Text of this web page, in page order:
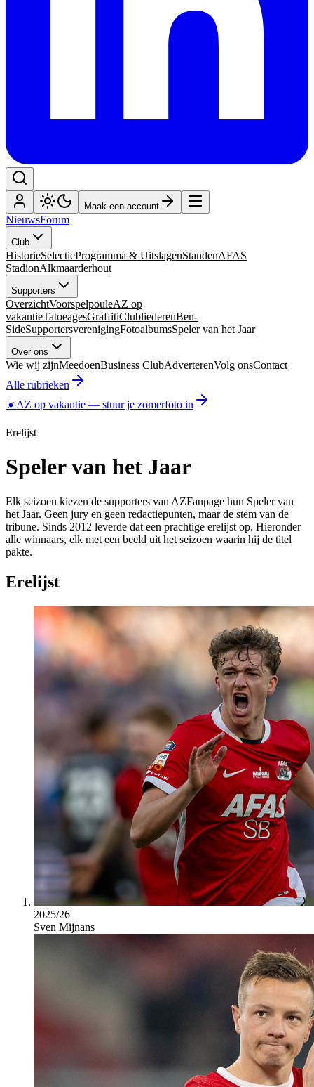
Maak een account
NieuwsForum
Club
HistorieSelectieProgramma & UitslagenStandenAFAS
StadionAlkmaarderhout
Supporters
OverzichtVoorspelpouleAZ op
vakantieTatoeagesGraffitiClubliederenBen-
SideSupportersverenigingFotoalbumsSpeler van het Jaar
Over ons
Wie wij zijnMeedoenBusiness ClubAdverterenVolg onsContact
Alle rubrieken
☀️AZ op vakantie — stuur je zomerfoto in
Erelijst
Speler van het Jaar
Elk seizoen kiezen de supporters van AZFanpage hun Speler van
het Jaar. Geen jury en geen redactiepunten, maar de stem van de
tribune. Sinds 2012 leverde dat een prachtige erelijst op. Hieronder
alle winnaars, elk met een beeld uit het seizoen waarin hij de titel
pakte.
Erelijst
2025/26
Sven Mijnans